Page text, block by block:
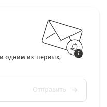
одним из первых,
Отправить